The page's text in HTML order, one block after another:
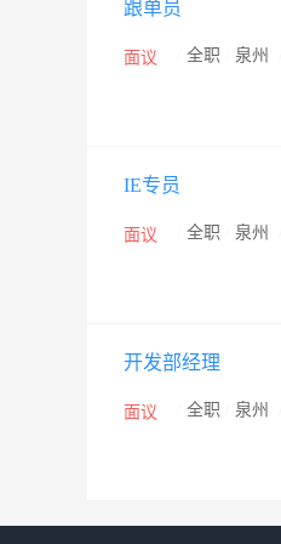
刊、杂志等媒体资源
与美誉度。 现今，
跟单员
面议 全职 泉州
IE专员
面议 全职 泉州
开发部经理
面议 全职 泉州